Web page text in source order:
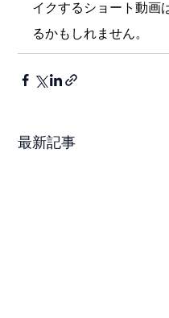
イクするショート動画
るかもしれません。
最新記事